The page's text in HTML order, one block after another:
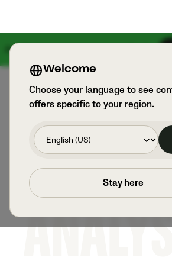
Am 18. August kommt etwas Großes
Produkte
Welcome
Choose your language to see
offers specific to your region.
Stay here
JEDES